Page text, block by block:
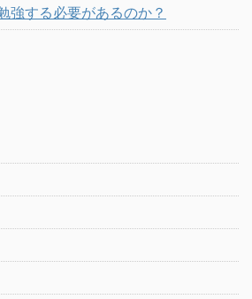
強する必要があるのか？